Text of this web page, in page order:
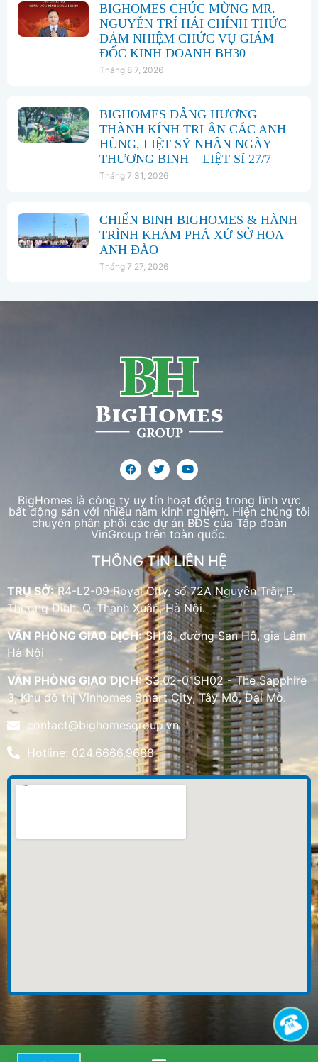
BIGHOMES CHÚC MỪNG MR.
NGUYỄN TRÍ HẢI CHÍNH THỨC
ĐẢM NHIỆM CHỨC VỤ GIÁM
ĐỐC KINH DOANH BH30
Tháng 8 7, 2026
BIGHOMES DÂNG HƯƠNG
THÀNH KÍNH TRI ÂN CÁC ANH
HÙNG, LIỆT SỸ NHÂN NGÀY
THƯƠNG BINH – LIỆT SĨ 27/7
Tháng 7 31, 2026
CHIẾN BINH BIGHOMES & HÀNH
TRÌNH KHÁM PHÁ XỨ SỞ HOA
ANH ĐÀO
Tháng 7 27, 2026
BigHomes là công ty uy tín hoạt động trong lĩnh vực
bất động sản với nhiều năm kinh nghiệm. Hiện chúng tôi
chuyên phân phối các dự án BĐS của Tập đoàn
VinGroup trên toàn quốc.
THÔNG TIN LIÊN HỆ
TRỤ SỞ:R4-L2-09 Royal City, số 72A Nguyễn Trãi, P.
Thượng Đình, Q. Thanh Xuân, Hà Nội.
VĂN PHÒNG GIAO DỊCH:SH18, đường San Hô, gia Lâm
Hà Nội
VĂN PHÒNG GIAO DỊCH:S3.02-01SH02 - The Sapphire
3, Khu đô thị Vinhomes Smart City, Tây Mỗ, Đại Mỗ.
contact@bighomesgroup.vn
Hotline: 024.6666.9688